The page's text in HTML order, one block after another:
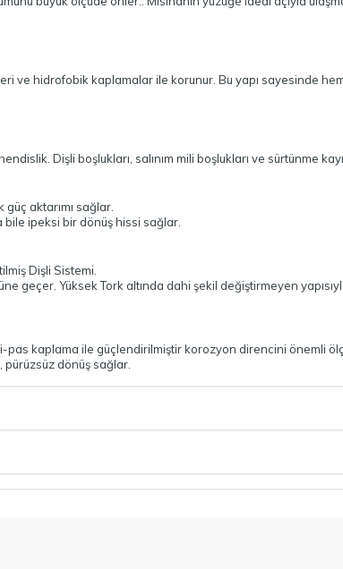
ve hidrofobik kaplamalar ile korunur. Bu yapı sayesinde
Dişli boşlukları, salınım mili boşlukları ve sürtünme
aktarımı sağlar.
bile ipeksi bir dönüş hissi sağlar.
Dişli Sistemi.
geçer. Yüksek Tork altında dahi şekil değiştirmeyen
kaplama ile güçlendirilmiştir korozyon direncini önemli
dönüş sağlar.